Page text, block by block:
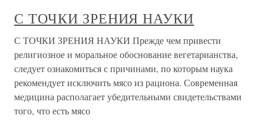
С ТОЧКИ ЗРЕНИЯ НАУКИ
С ТОЧКИ ЗРЕНИЯ НАУКИ Прежде чем привести
религиозное и моральное обоснование вегетарианства,
следует ознакомиться с причинами, по которым наука
рекомендует исключить мясо из рациона. Современная
медицина располагает убедительными свидетельствами
того, что есть мясо